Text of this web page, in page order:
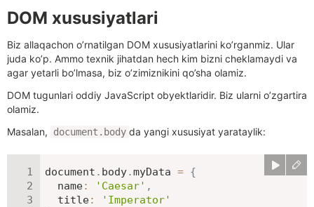
DOM xususiyatlari
Biz allaqachon o’rnatilgan DOM xususiyatlarini ko’rganmiz. Ular
juda ko’p. Ammo texnik jihatdan hech kim bizni cheklamaydi va
agar yetarli bo’lmasa, biz o’zimiznikini qo’sha olamiz.
DOM tugunlari oddiy JavaScript obyektlaridir. Biz ularni o’zgartira
olamiz.
Masalan,
document.body da yangi xususiyat yarataylik:
document . body.myData = {
name: 'Caesar' ,
title:
'Imperator'